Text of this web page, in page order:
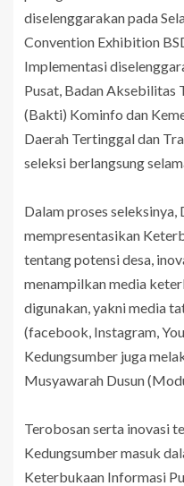
diselenggarakan pada
Convention Exhibition
Implementasi
Pusat, Badan Aksebilitas
(Bakti) Kominfo dan
Daerah Tertinggal dan
seleksi berlangsung
Dalam proses seleksinya,
mempresentasikan
tentang potensi desa,
menampilkan media
digunakan, yakni media
(facebook, Instagram,
Kedungsumber juga
Musyawarah Dusun
Terobosan serta inovasi
Kedungsumber masuk
Keterbukaan Informasi